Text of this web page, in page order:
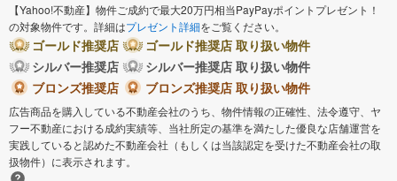
【Yahoo!不動産】物件ご成約で最大20万円相当PayPayポイントプレゼント！
の対象物件です。詳細はプレゼント詳細をご覧ください。
ゴールド推奨店
ゴールド推奨店 取り扱い物件
シルバー推奨店
シルバー推奨店 取り扱い物件
ブロンズ推奨店
ブロンズ推奨店 取り扱い物件
広告商品を購入している不動産会社のうち、物件情報の正確性、法令遵守、ヤ
フー不動産における成約実績等、当社所定の基準を満たした優良な店舗運営を
実践していると認めた不動産会社（もしくは当該認定を受けた不動産会社の取
扱物件）に表示されます。